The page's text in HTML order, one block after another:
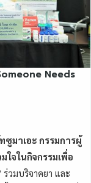
Needs
มาเอะ กรรมการผู้
จในกิจกรรมเพื่อ
ร่วมบริจาคยา และ